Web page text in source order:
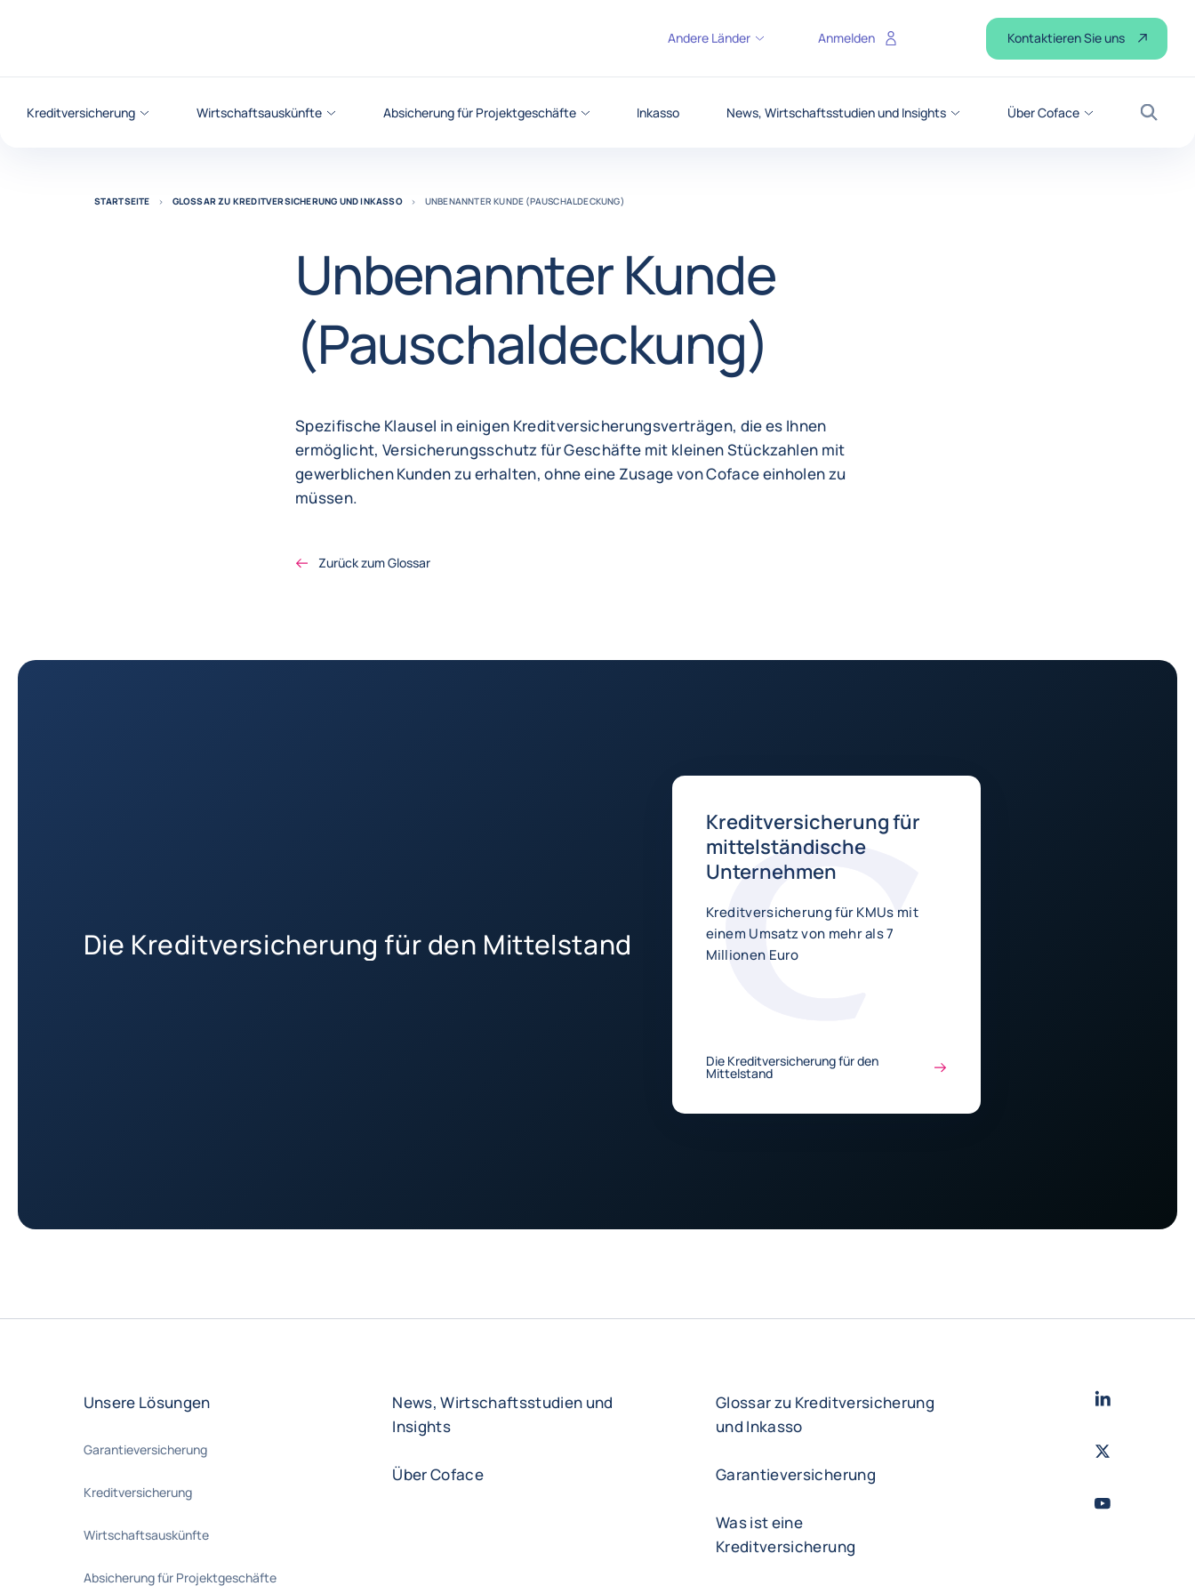
Kreditversicherung Wirtschaftsauskünfte Absicherung für Projektgeschäfte Inkasso News, Wirtschaftsstudien und Insights Über Coface
Suche
Andere Länder Anmelden Kontaktieren Sie uns
STARTSEITE GLOSSAR ZU KREDITVERSICHERUNG UND INKASSO UNBENANNTER KUNDE (PAUSCHALDECKUNG)
Unbenannter Kunde
(Pauschaldeckung)
Spezifische Klausel in einigen Kreditversicherungsverträgen, die es Ihnen
ermöglicht, Versicherungsschutz für Geschäfte mit kleinen Stückzahlen mit
gewerblichen Kunden zu erhalten, ohne eine Zusage von Coface einholen zu
müssen.
Zurück zum Glossar
Die Kreditversicherung für den Mittelstand
Kreditversicherung für
mittelständische
Unternehmen
Kreditversicherung für KMUs mit
einem Umsatz von mehr als 7
Millionen Euro
Die Kreditversicherung für den
Mittelstand
Unsere Lösungen
Garantieversicherung
Kreditversicherung
Wirtschaftsauskünfte
Absicherung für Projektgeschäfte
News, Wirtschaftsstudien und
Insights
Über Coface
Glossar zu Kreditversicherung
und Inkasso
Garantieversicherung
Was ist eine
Kreditversicherung
LinkedIn
Twitter
YouTube